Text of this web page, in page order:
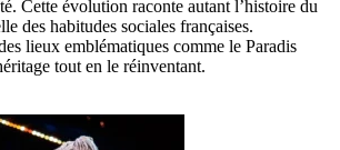
Cette évolution raconte autant l’histoire du
des habitudes sociales françaises.
lieux emblématiques comme le Paradis
tout en le réinventant.